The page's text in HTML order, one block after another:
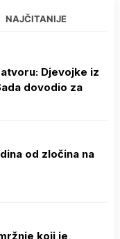
NAJČITANIJE
Djevojke iz
dovodio za
od zločina na
koji je